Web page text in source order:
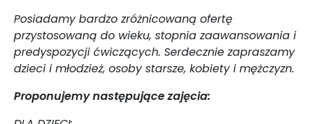
Posiadamy bardzo zróżnicowaną ofertę
przystosowaną do wieku, stopnia zaawansowania i
predyspozycji ćwiczących. Serdecznie zapraszamy
dzieci i młodzież, osoby starsze, kobiety i mężczyzn.
Proponujemy następujące zajęcia: